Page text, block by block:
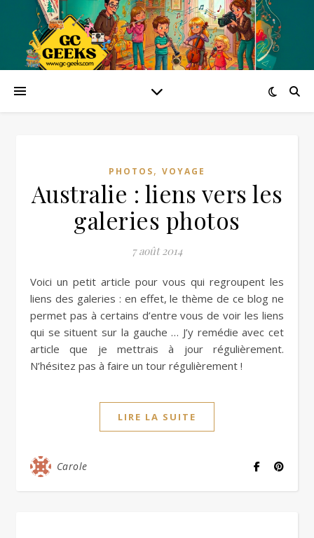
PHOTOS, VOYAGE
Australie : liens vers les
galeries photos
7 août 2014
Voici un petit article pour vous qui regroupent les
liens des galeries : en effet, le thème de ce blog ne
permet pas à certains d’entre vous de voir les liens
qui se situent sur la gauche … J’y remédie avec cet
article que je mettrais à jour régulièrement.
N’hésitez pas à faire un tour régulièrement !
LIRE LA SUITE
Carole